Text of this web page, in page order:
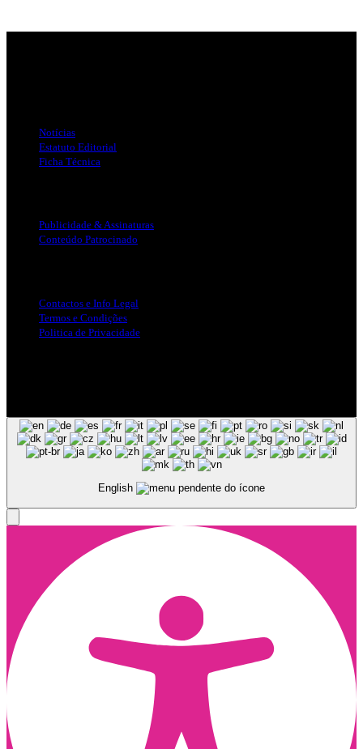
Notícias
Estatuto Editorial
Ficha Técnica
Publicidade & Assinaturas
Conteúdo Patrocinado
Contactos e Info Legal
Termos e Condições
Politica de Privacidade
English